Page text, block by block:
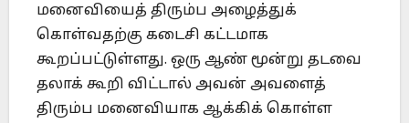
மனைவியைத் திரும்ப அழைத்துக்
கொள்வதற்கு கடைசி கட்டமாக
கூறப்பட்டுள்ளது. ஒரு ஆண் மூன்று தடவை
தலாக் கூறி விட்டால் அவன் அவளைத்
திரும்ப மனைவியாக ஆக்கிக் கொள்ள